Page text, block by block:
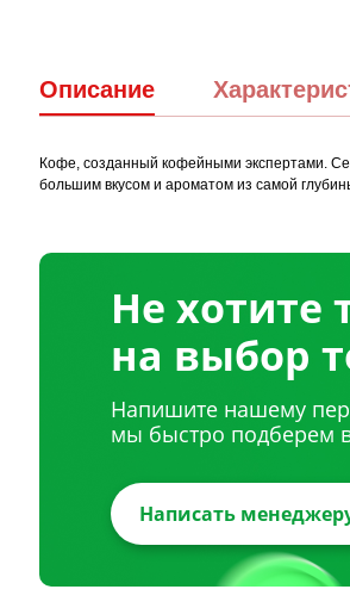
Описание
Кофе, созданный кофейными экспертами.
большим вкусом и ароматом из самой
Не хотите
на выбор
Напишите нашему
мы быстро подберем
Написать